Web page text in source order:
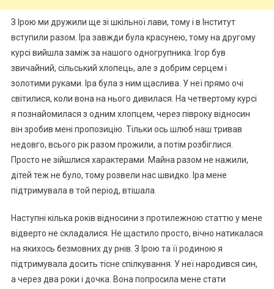
З Ірою ми дружили ще зі шкільної лави, тому і в Інститут
вступили разом. Іра завжди була красунею, тому на другому
курсі вийшла заміж за нашого одногрупника. Ігор був
звичайний, сільський хлопець, але з добрим серцем і
золотими руками. Іра була з ним щаслива. У неї прямо очі
світилися, коли вона на нього дивилася. На четвертому курсі
я познайомилася з одним хлопцем, через півроку відносин
він зробив мені пропозицію. Тільки ось шлюб наш тривав
недовго, всього рік разом прожили, а потім розбіглися.
Просто не зійшлися характерами. Майна разом не нажили,
дітей теж не було, тому розвели нас швидко. Іра мене
підтримувала в той період, втішала.
Наступні кілька років відносини з протилежною статтю у мене
відверто не складалися. Не щастило просто, вічно натикалася
на якихось безмовних ду рнів. З Ірою та її родиною я
підтримувала досить тісне спілкування. У неї народився син,
а через два роки і дочка. Вона попросила мене стати